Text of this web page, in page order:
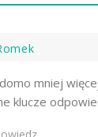
mniej
klucze